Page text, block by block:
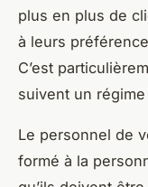
plus en plus de
à leurs
C’est
suivent un
Le personnel de
formé à la